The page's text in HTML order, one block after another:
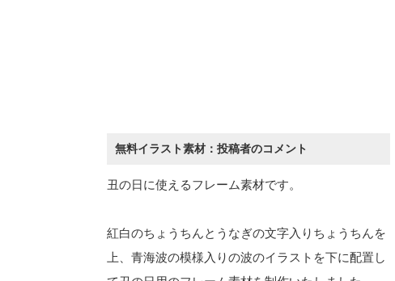
無料イラスト素材：投稿者のコメント
丑の日に使えるフレーム素材です。
紅白のちょうちんとうなぎの文字入りちょうちんを
上、青海波の模様入りの波のイラストを下に配置し